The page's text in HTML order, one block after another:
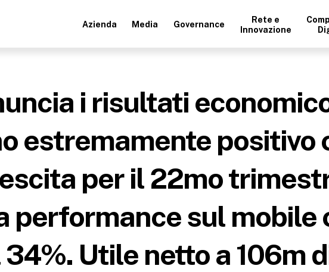
Azienda Media Governance
Rete e
Innovazione
i risultati
estremamente positivo
per il 22mo
performance sul mobile
Utile netto a 106m